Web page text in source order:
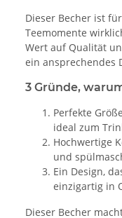
Dieser Becher ist
Teemomente
Wert auf Qualität
ein ansprechendes
3 Gründe,
Perfekte
ideal zum
Hochwertige
und
Ein Design,
einzigartig in
Dieser Becher